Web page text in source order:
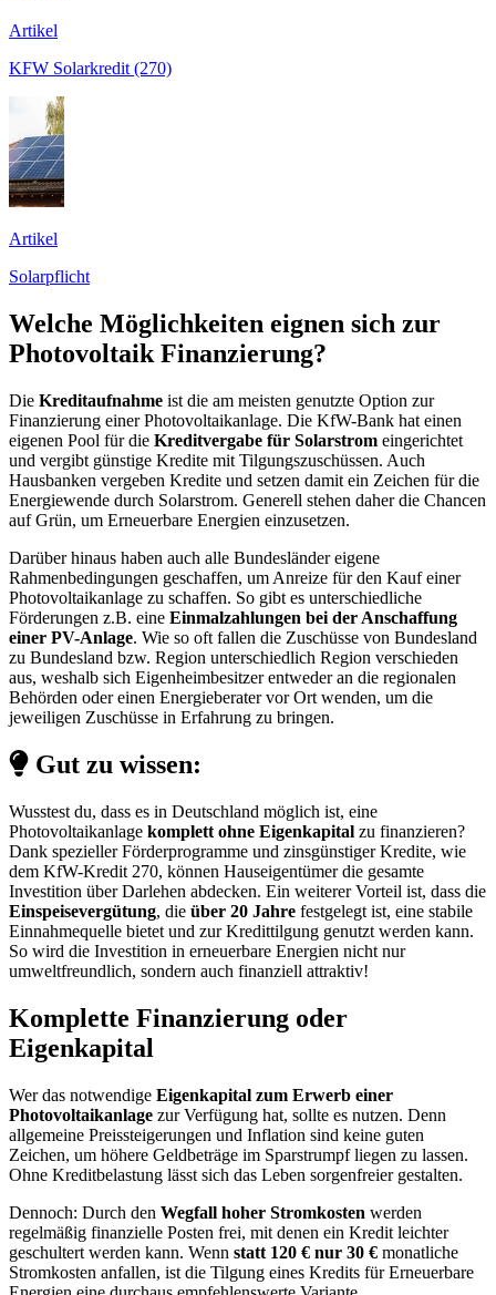
Artikel
KFW Solarkredit (270)
Artikel
Solarpflicht
Welche Möglichkeiten eignen sich zur
Photovoltaik Finanzierung?
Die Kreditaufnahme ist die am meisten genutzte Option zur
Finanzierung einer Photovoltaikanlage. Die KfW-Bank hat einen
eigenen Pool für die Kreditvergabe für Solarstrom eingerichtet
und vergibt günstige Kredite mit Tilgungszuschüssen. Auch
Hausbanken vergeben Kredite und setzen damit ein Zeichen für die
Energiewende durch Solarstrom. Generell stehen daher die Chancen
auf Grün, um Erneuerbare Energien einzusetzen.
Darüber hinaus haben auch alle Bundesländer eigene
Rahmenbedingungen geschaffen, um Anreize für den Kauf einer
Photovoltaikanlage zu schaffen. So gibt es unterschiedliche
Förderungen z.B. eine Einmalzahlungen bei der Anschaffung
einer PV-Anlage. Wie so oft fallen die Zuschüsse von Bundesland
zu Bundesland bzw. Region unterschiedlich Region verschieden
aus, weshalb sich Eigenheimbesitzer entweder an die regionalen
Behörden oder einen Energieberater vor Ort wenden, um die
jeweiligen Zuschüsse in Erfahrung zu bringen.
Gut zu wissen:
Wusstest du, dass es in Deutschland möglich ist, eine
Photovoltaikanlage komplett ohne Eigenkapital zu finanzieren?
Dank spezieller Förderprogramme und zinsgünstiger Kredite, wie
dem KfW-Kredit 270, können Hauseigentümer die gesamte
Investition über Darlehen abdecken. Ein weiterer Vorteil ist, dass die
Einspeisevergütung, die über 20 Jahre festgelegt ist, eine stabile
Einnahmequelle bietet und zur Kredittilgung genutzt werden kann.
So wird die Investition in erneuerbare Energien nicht nur
umweltfreundlich, sondern auch finanziell attraktiv!
Komplette Finanzierung oder
Eigenkapital
Wer das notwendige Eigenkapital zum Erwerb einer
Photovoltaikanlage zur Verfügung hat, sollte es nutzen. Denn
allgemeine Preissteigerungen und Inflation sind keine guten
Zeichen, um höhere Geldbeträge im Sparstrumpf liegen zu lassen.
Ohne Kreditbelastung lässt sich das Leben sorgenfreier gestalten.
Dennoch: Durch den Wegfall hoher Stromkosten werden
regelmäßig finanzielle Posten frei, mit denen ein Kredit leichter
geschultert werden kann. Wenn statt 120 € nur 30 € monatliche
Stromkosten anfallen, ist die Tilgung eines Kredits für Erneuerbare